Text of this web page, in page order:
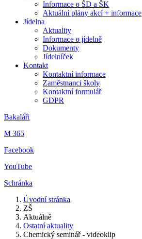
Informace o ŠD a ŠK
Aktuální plány akcí + informace
Jídelna
Aktuality
Informace o jídelně
Dokumenty
Jídelníček
Kontakt
Kontaktní informace
Zaměstnanci školy
Kontaktní formulář
GDPR
Bakaláři
M 365
Facebook
YouTube
Schránka
Úvodní stránka
ZŠ
Aktuálně
Ostatní aktuality
Chemický seminář - videoklip